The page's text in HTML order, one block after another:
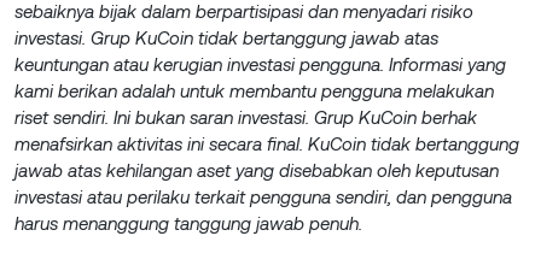
sebaiknya bijak dalam berpartisipasi dan menyadari risiko
investasi. Grup KuCoin tidak bertanggung jawab atas
keuntungan atau kerugian investasi pengguna. Informasi yang
kami berikan adalah untuk membantu pengguna melakukan
riset sendiri. Ini bukan saran investasi. Grup KuCoin berhak
menafsirkan aktivitas ini secara final. KuCoin tidak bertanggung
jawab atas kehilangan aset yang disebabkan oleh keputusan
investasi atau perilaku terkait pengguna sendiri, dan pengguna
harus menanggung tanggung jawab penuh.